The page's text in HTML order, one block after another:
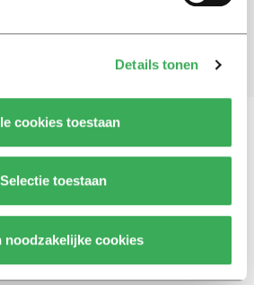
Details tonen
cookies toestaan
Selectie toestaan
noodzakelijke cookies
Aanmelden
of tips?
Adverteren Werken bij Contact